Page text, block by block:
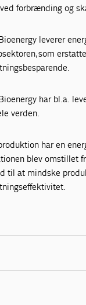
forbrænding og
leverer
som
har bl.a.
verden.
har en
blev omstillet
til at mindske